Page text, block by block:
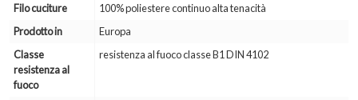
Filo cuciture
100% poliestere continuo alta tenacità
Prodotto in
Europa
Classe
resistenza al
fuoco
resistenza al fuoco classe B1 DIN 4102